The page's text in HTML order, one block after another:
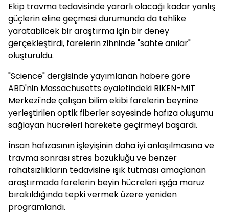
Ekip travma tedavisinde yararlı olacağı kadar yanlış
güçlerin eline geçmesi durumunda da tehlike
yaratabilcek bir araştırma için bir deney
gerçekleştirdi, farelerin zihninde "sahte anılar"
oluşturuldu.
"Science" dergisinde yayımlanan habere göre
ABD'nin Massachusetts eyaletindeki RIKEN-MIT
Merkezi'nde çalışan bilim ekibi farelerin beynine
yerleştirilen optik fiberler sayesinde hafıza oluşumu
sağlayan hücreleri harekete geçirmeyi başardı.
İnsan hafızasının işleyişinin daha iyi anlaşılmasına ve
travma sonrası stres bozukluğu ve benzer
rahatsızlıkların tedavisine ışık tutması amaçlanan
araştırmada farelerin beyin hücreleri ışığa maruz
bırakıldığında tepki vermek üzere yeniden
programlandı.